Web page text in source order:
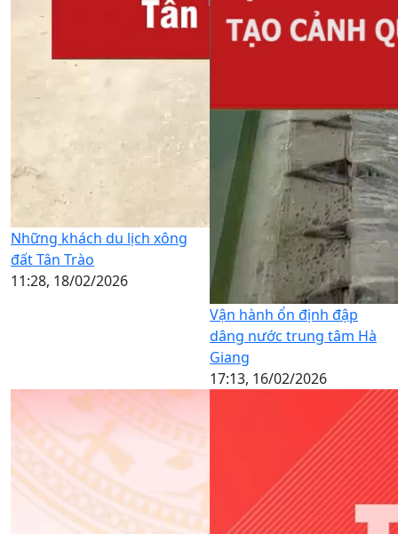
Những khách du lịch xông
đất Tân Trào
11:28, 18/02/2026
Vận hành ổn định đập
dâng nước trung tâm Hà
Giang
17:13, 16/02/2026